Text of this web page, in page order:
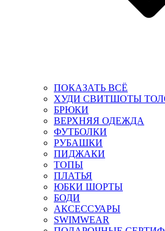
ПОКАЗАТЬ ВСЁ
ХУДИ СВИТШОТЫ
БРЮКИ
ВЕРХНЯЯ ОДЕЖДА
ФУТБОЛКИ
РУБАШКИ
ПИДЖАКИ
ТОПЫ
ПЛАТЬЯ
ЮБКИ ШОРТЫ
БОДИ
АКСЕССУАРЫ
SWIMWEAR